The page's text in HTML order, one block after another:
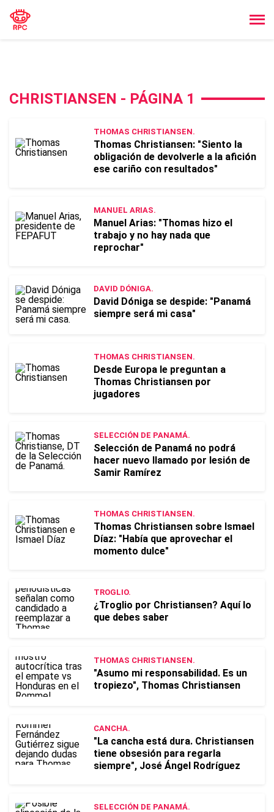
CHRISTIANSEN - PÁGINA 1
THOMAS CHRISTIANSEN.
Thomas Christiansen: "Siento la
obligación de devolverle a la afición
ese cariño con resultados"
MANUEL ARIAS.
Manuel Arias: "Thomas hizo el
trabajo y no hay nada que
reprochar"
DAVID DÓNIGA.
David Dóniga se despide: "Panamá
siempre será mi casa"
THOMAS CHRISTIANSEN.
Desde Europa le preguntan a
Thomas Christiansen por
jugadores
SELECCIÓN DE PANAMÁ.
Selección de Panamá no podrá
hacer nuevo llamado por lesión de
Samir Ramírez
THOMAS CHRISTIANSEN.
Thomas Christiansen sobre Ismael
Díaz: "Había que aprovechar el
momento dulce"
TROGLIO.
¿Troglio por Christiansen? Aquí lo
que debes saber
THOMAS CHRISTIANSEN.
"Asumo mi responsabilidad. Es un
tropiezo", Thomas Christiansen
CANCHA.
"La cancha está dura. Christiansen
tiene obsesión para regarla
siempre", José Ángel Rodríguez
SELECCIÓN DE PANAMÁ.